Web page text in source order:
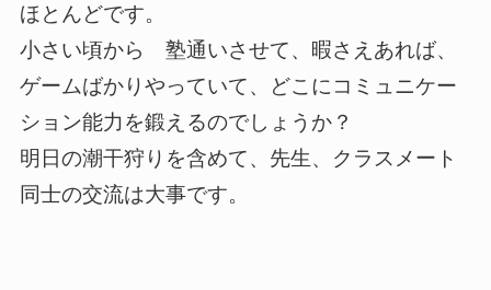
ほとんどです。
小さい頃から 塾通いさせて、暇さえあれば、
ゲームばかりやっていて、どこにコミュニケー
ション能力を鍛えるのでしょうか？
明日の潮干狩りを含めて、先生、クラスメート
同士の交流は大事です。